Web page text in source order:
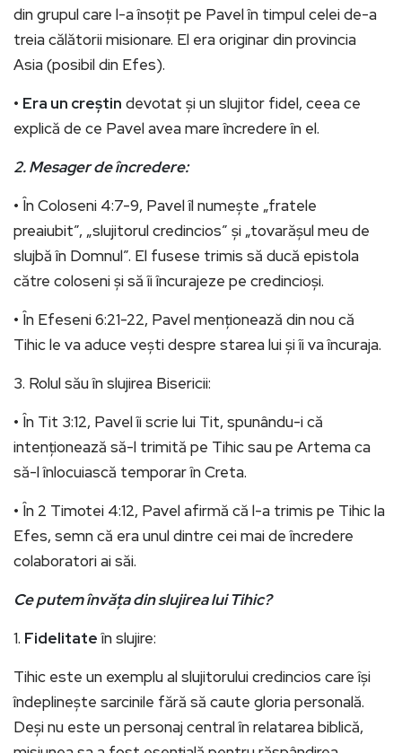
din grupul care l-a însoțit pe Pavel în timpul celei de-a
treia călătorii misionare. El era originar din provincia
Asia (posibil din Efes).
• Era un creștin devotat și un slujitor fidel, ceea ce
explică de ce Pavel avea mare încredere în el.
2. Mesager de încredere:
• În Coloseni 4:7-9, Pavel îl numește „fratele
preaiubit”, „slujitorul credincios” și „tovarășul meu de
slujbă în Domnul”. El fusese trimis să ducă epistola
către coloseni și să îi încurajeze pe credincioși.
• În Efeseni 6:21-22, Pavel menționează din nou că
Tihic le va aduce vești despre starea lui și îi va încuraja.
3. Rolul său în slujirea Bisericii:
• În Tit 3:12, Pavel îi scrie lui Tit, spunându-i că
intenționează să-l trimită pe Tihic sau pe Artema ca
să-l înlocuiască temporar în Creta.
• În 2 Timotei 4:12, Pavel afirmă că l-a trimis pe Tihic la
Efes, semn că era unul dintre cei mai de încredere
colaboratori ai săi.
Ce putem învăța din slujirea lui Tihic?
1. Fidelitateîn slujire:
Tihic este un exemplu al slujitorului credincios care își
îndeplinește sarcinile fără să caute gloria personală.
Deși nu este un personaj central în relatarea biblică,